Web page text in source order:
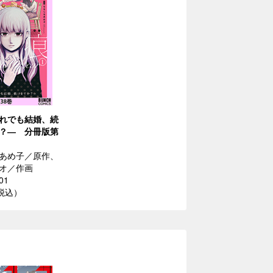
でも結婚、続
？― 分冊版第
め子／原作、
／作画
）